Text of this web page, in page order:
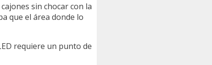
sin chocar con la
que el área donde lo
requiere un punto de